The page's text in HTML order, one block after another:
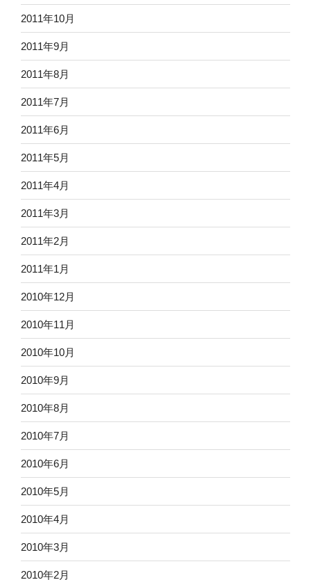
2011年10月
2011年9月
2011年8月
2011年7月
2011年6月
2011年5月
2011年4月
2011年3月
2011年2月
2011年1月
2010年12月
2010年11月
2010年10月
2010年9月
2010年8月
2010年7月
2010年6月
2010年5月
2010年4月
2010年3月
2010年2月